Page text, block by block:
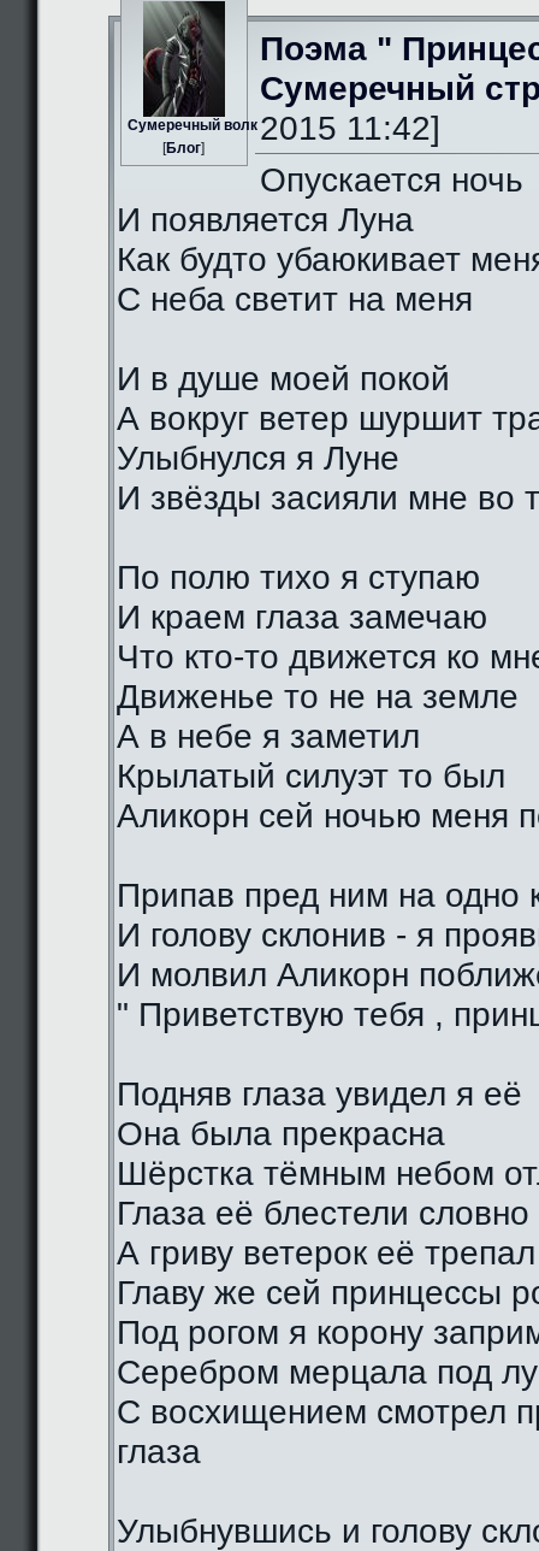
Сумеречный волк
[Блог]
Поэма "
Сумеречный
2015 11:42]
Опускается ночь
И появляется Луна
Как будто убаюкивает
С неба светит на меня
И в душе моей покой
А вокруг ветер шуршит
Улыбнулся я Луне
И звёзды засияли мне во
По полю тихо я ступаю
И краем глаза замечаю
Что кто-то движется ко
Движенье то не на земле
А в небе я заметил
Крылатый силуэт то был
Аликорн сей ночью меня
Припав пред ним на одно
И голову склонив - я
И молвил Аликорн
" Приветствую тебя ,
Подняв глаза увидел я её
Она была прекрасна
Шёрстка тёмным небом
Глаза её блестели
А гриву ветерок её трепал
Главу же сей принцессы
Под рогом я корону
Серебром мерцала под
С восхищением смотрел
глаза
Улыбнувшись и голову